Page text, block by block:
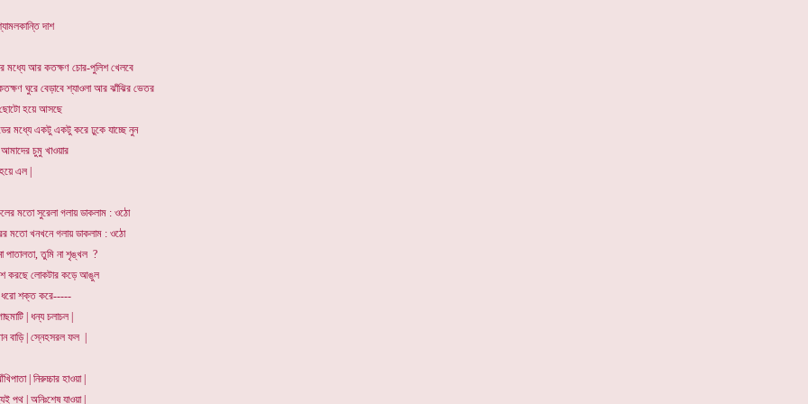
দাশ
মধ্যে আর কতক্ষণ চোর-পুলিশ খেলবে
ঘুরে বেড়াবে শ্যাওলা আর ঝাঁঝির ভেতর
ছোটো হয়ে আসছে
মধ্যে একটু একটু করে ঢুকে যাচ্ছে নুন
চুমু খাওয়ার
এল |
মতো সুরেলা গলায় ডাকলাম : ওঠো
মতো খনখনে গলায় ডাকলাম : ওঠো
পাতালতা, তুমি না শৃঙ্খল ?
করছে লোকটার কড়ে আঙুল
ধরো শক্ত করে-----
| ধন্য চলাচল |
বাড়ি | স্নেহসরল ফল |
| নিরুচ্চার হাওয়া |
পথ | অনিঃশেষ যাওয়া |